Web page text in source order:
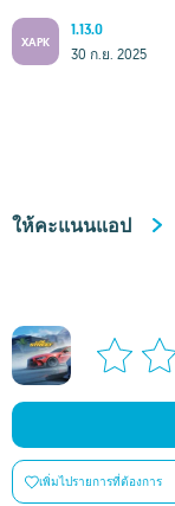
XAPK
1.13.0
30 ก.ย. 2025
ให้คะแนนแอป
เพิ่มไปรายการที่ต้องการ